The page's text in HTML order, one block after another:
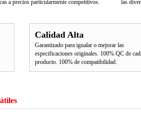
a precios particularmente competitivos.
las
Calidad Alta
Garantizado para igualar o mejorar las
especificaciones originales. 100% QC de
producto. 100% de compatibilidad.